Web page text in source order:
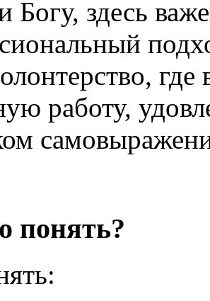
Богу, здесь
работу,
понять?